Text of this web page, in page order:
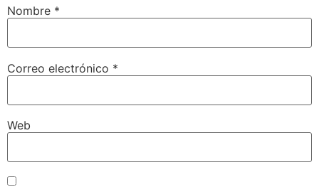
Nombre *
Correo electrónico *
Web